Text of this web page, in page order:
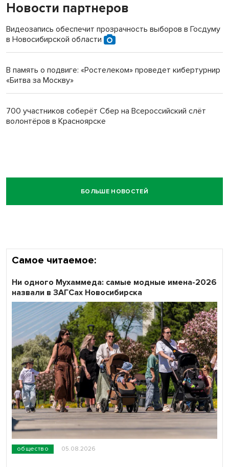
Новости партнеров
Видеозапись обеспечит прозрачность выборов в Госдуму
в Новосибирской области
В память о подвиге: «Ростелеком» проведет кибертурнир
«Битва за Москву»
700 участников соберёт Сбер на Всероссийский слёт
волонтёров в Красноярске
БОЛЬШЕ НОВОСТЕЙ
Самое читаемое:
общество 05.08.2026
Ни одного Мухаммеда: самые модные имена-2026
назвали в ЗАГСах Новосибирска